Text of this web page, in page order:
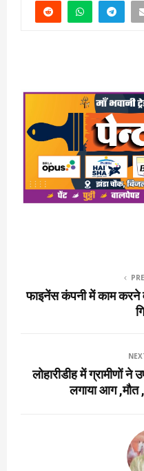
फाइनेंस कंपनी में काम करने
लोहारीडीह में ग्रामीणों
लगाया आग ,मौत ,